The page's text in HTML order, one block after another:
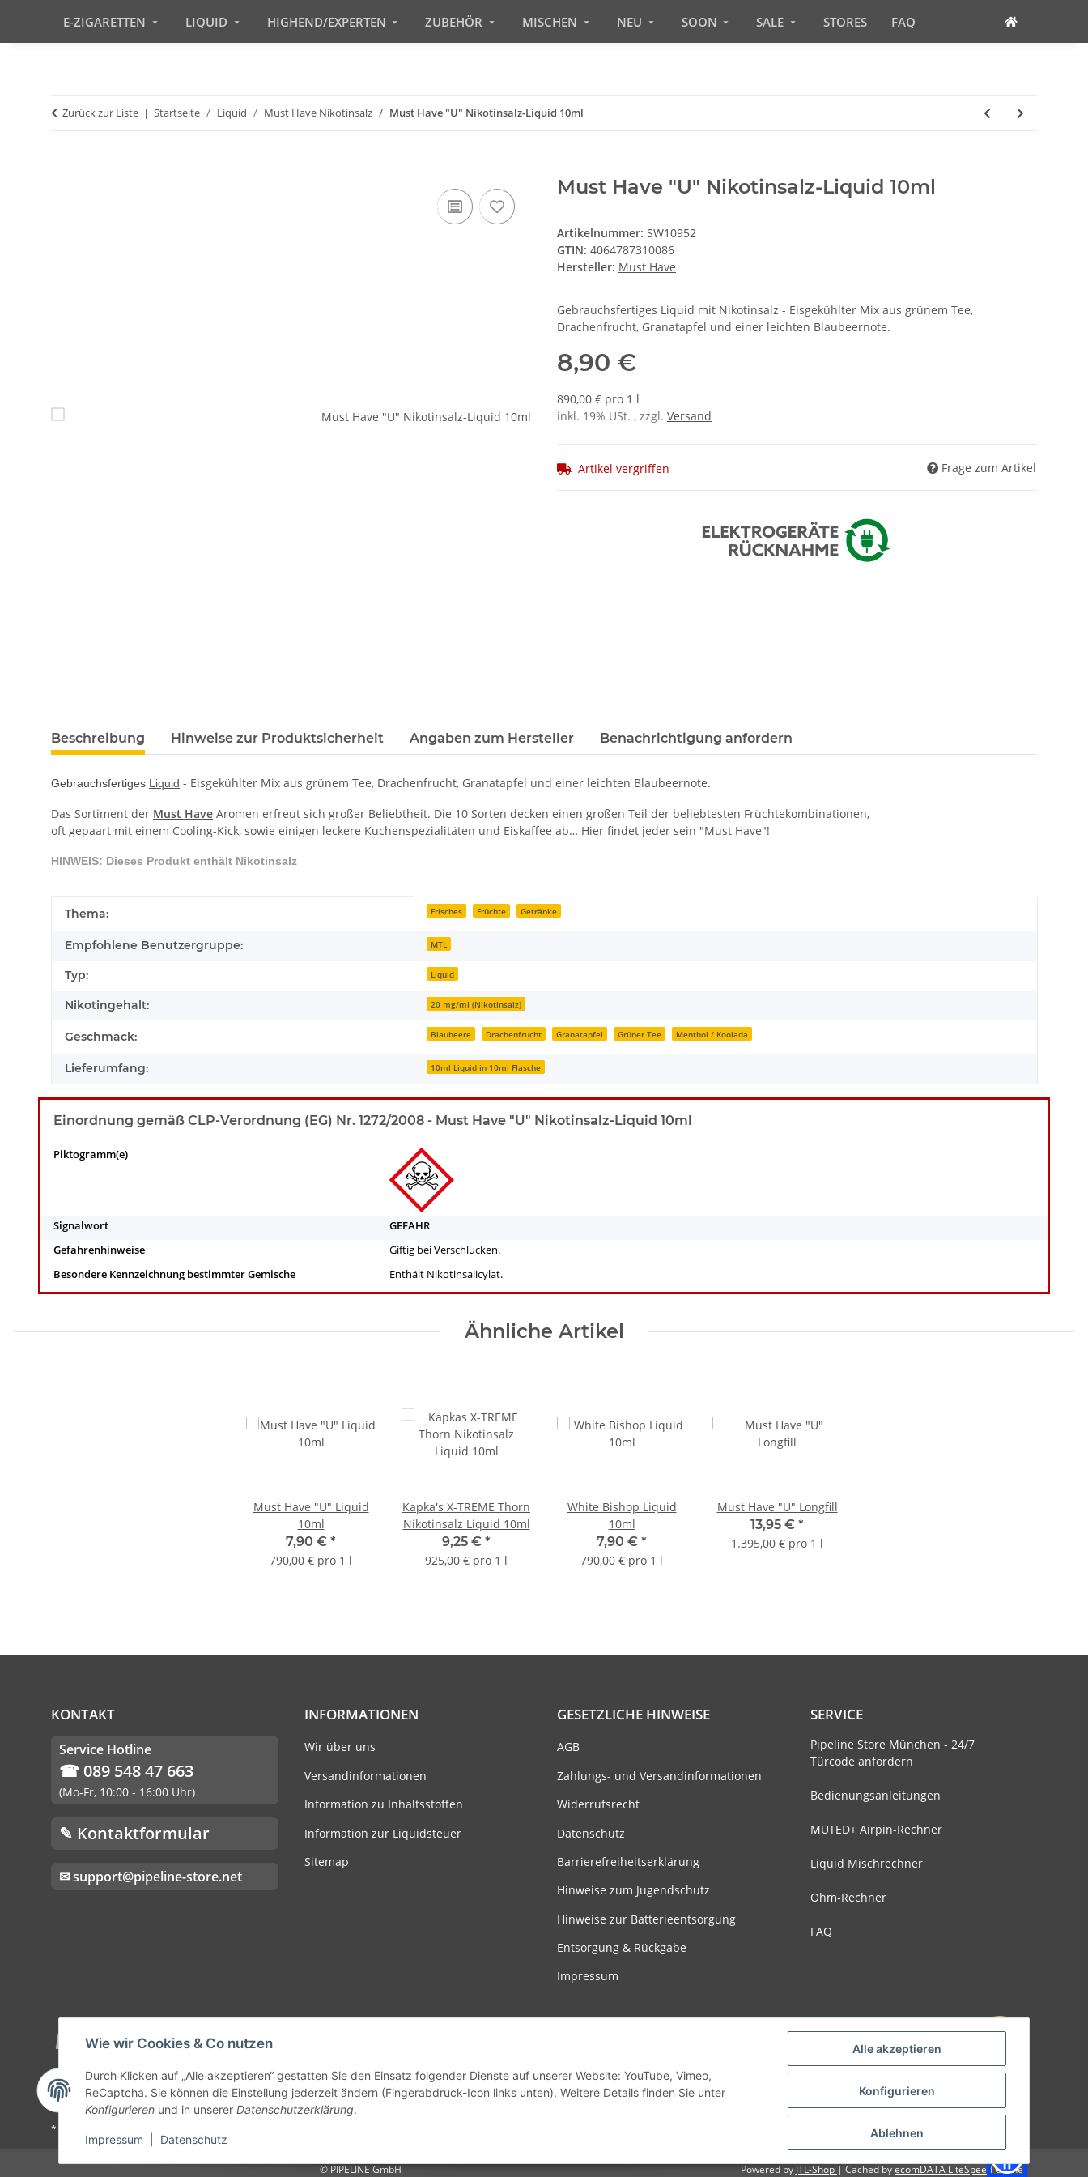
Alle akzeptieren
Konfigurieren
Ablehnen
Wie wir Cookies & Co nutzen
Durch Klicken auf „Alle akzeptieren“ gestatten Sie den Einsatz folgender Dienste auf unserer Website: YouTube, Vimeo,
ReCaptcha. Sie können die Einstellung jederzeit ändern (Fingerabdruck-Icon links unten). Weitere Details finden Sie unter
Konfigurieren und in unserer Datenschutzerklärung.
Impressum Datenschutz
E-ZIGARETTEN LIQUID HIGHEND/EXPERTEN ZUBEHÖR MISCHEN NEU SOON SALE STORES FAQ
Zurück zur Liste Startseite Liquid Must Have Nikotinsalz Must Have "U" Nikotinsalz-Liquid 10ml
Must Have "U" Nikotinsalz-Liquid 10ml
Artikelnummer: SW10952
GTIN: 4064787310086
Hersteller: Must Have
Gebrauchsfertiges Liquid mit Nikotinsalz - Eisgekühlter Mix aus grünem Tee,
Drachenfrucht, Granatapfel und einer leichten Blaubeernote.
8,90 €
890,00 € pro 1 l
inkl. 19% USt. , zzgl. Versand
Artikel vergriffen Frage zum Artikel
Beschreibung Hinweise zur Produktsicherheit Angaben zum Hersteller Benachrichtigung anfordern
Gebrauchsfertiges Liquid - Eisgekühlter Mix aus grünem Tee, Drachenfrucht, Granatapfel und einer leichten Blaubeernote.
Das Sortiment der Must Have Aromen erfreut sich großer Beliebtheit. Die 10 Sorten decken einen großen Teil der beliebtesten Früchtekombinationen,
oft gepaart mit einem Cooling-Kick, sowie einigen leckere Kuchenspezialitäten und Eiskaffee ab… Hier findet jeder sein "Must Have"!
HINWEIS: Dieses Produkt enthält Nikotinsalz
Produkteigenschaft
Wert
Thema: Frisches Früchte Getränke
Empfohlene Benutzergruppe: MTL
Typ: Liquid
Nikotingehalt: 20 mg/ml (Nikotinsalz)
Geschmack: Blaubeere Drachenfrucht Granatapfel Grüner Tee Menthol / Koolada
Lieferumfang: 10ml Liquid in 10ml Flasche
Einordnung gemäß CLP-Verordnung (EG) Nr. 1272/2008 - Must Have "U" Nikotinsalz-Liquid 10ml
Piktogramm(e)
Signalwort
GEFAHR
Gefahrenhinweise
Giftig bei Verschlucken.
Besondere Kennzeichnung bestimmter Gemische
Enthält Nikotinsalicylat.
Ähnliche Artikel
Must Have "U" Liquid
10ml
7,90 € *
790,00 € pro 1 l
Kapka's X-TREME Thorn
Nikotinsalz Liquid 10ml
9,25 € *
925,00 € pro 1 l
White Bishop Liquid
10ml
7,90 € *
790,00 € pro 1 l
Must Have "U" Longfill
13,95 € *
1.395,00 € pro 1 l
KONTAKT
Service Hotline
☎ 089 548 47 663
(Mo-Fr, 10:00 - 16:00 Uhr)
✎ Kontaktformular
✉ support@pipeline-store.net
INFORMATIONEN
Wir über uns
Versandinformationen
Information zu Inhaltsstoffen
Information zur Liquidsteuer
Sitemap
GESETZLICHE HINWEISE
AGB
Zahlungs- und Versandinformationen
Widerrufsrecht
Datenschutz
Barrierefreiheitserklärung
Hinweise zum Jugendschutz
Hinweise zur Batterieentsorgung
Entsorgung & Rückgabe
Impressum
SERVICE
Pipeline Store München - 24/7
Türcode anfordern
Bedienungsanleitungen
MUTED+ Airpin-Rechner
Liquid Mischrechner
Ohm-Rechner
FAQ
Vertrag widerrufen
* Alle Preise inkl. gesetzlicher USt., zzgl.
© PIPELINE GmbH Powered by JTL-Shop | Cached byecomDATA LiteSpeed Cache